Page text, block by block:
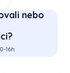
nebo
16h